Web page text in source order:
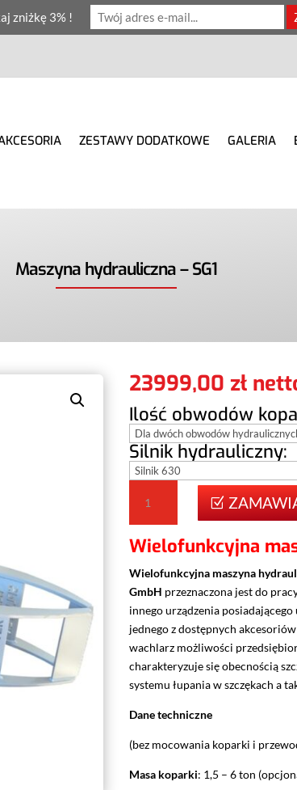
ZESTAWY DODATKOWE GALERIA
Maszyna hydrauliczna – SG1
23999,00 zł
Ilość obwodów
Silnik hydrauliczny:
Maszyna
hydrauliczna
-Wielofunkcyjna
Wielofunkcyjna maszyna
GmbH przeznaczona jest do
innego urządzenia
jednego z dostępnych
wachlarz możliwości
charakteryzuje się obecnością
systemu łupania w szczękach a
Dane techniczne
(bez mocowania koparki i
Masa koparki: 1,5 – 6 ton
zniżkę 3% !